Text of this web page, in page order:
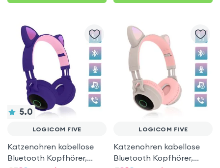
5.0
LOGICOM FIVE
Katzenohren kabellose
Bluetooth Kopfhörer,
LOGICOM FIVE
Katzenohren kabellose
Bluetooth Kopfhörer,